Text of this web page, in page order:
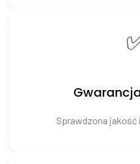
Sprawdzona